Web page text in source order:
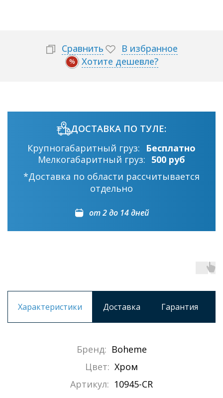
Сравнить В избранное
% Хотите дешевле?
ДОСТАВКА ПО ТУЛЕ:
Крупногабаритный груз:
Бесплатно
Мелкогабаритный груз: 500 руб
*Доставка по области рассчитывается
отдельно
от 2 до 14 дней
Характеристики Доставка Гарантия
Бренд: Boheme
Цвет: Хром
Артикул: 10945-CR